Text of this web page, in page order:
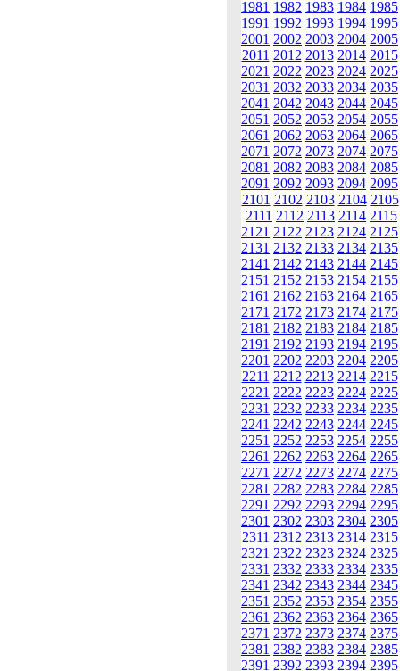
1981 1982 1983 1984 1985
1991 1992 1993 1994 1995
2001 2002 2003 2004 2005
2011 2012 2013 2014 2015
2021 2022 2023 2024 2025
2031 2032 2033 2034 2035
2041 2042 2043 2044 2045
2051 2052 2053 2054 2055
2061 2062 2063 2064 2065
2071 2072 2073 2074 2075
2081 2082 2083 2084 2085
2091 2092 2093 2094 2095
2101 2102 2103 2104 2105
2111 2112 2113 2114 2115
2121 2122 2123 2124 2125
2131 2132 2133 2134 2135
2141 2142 2143 2144 2145
2151 2152 2153 2154 2155
2161 2162 2163 2164 2165
2171 2172 2173 2174 2175
2181 2182 2183 2184 2185
2191 2192 2193 2194 2195
2201 2202 2203 2204 2205
2211 2212 2213 2214 2215
2221 2222 2223 2224 2225
2231 2232 2233 2234 2235
2241 2242 2243 2244 2245
2251 2252 2253 2254 2255
2261 2262 2263 2264 2265
2271 2272 2273 2274 2275
2281 2282 2283 2284 2285
2291 2292 2293 2294 2295
2301 2302 2303 2304 2305
2311 2312 2313 2314 2315
2321 2322 2323 2324 2325
2331 2332 2333 2334 2335
2341 2342 2343 2344 2345
2351 2352 2353 2354 2355
2361 2362 2363 2364 2365
2371 2372 2373 2374 2375
2381 2382 2383 2384 2385
2391 2392 2393 2394 2395